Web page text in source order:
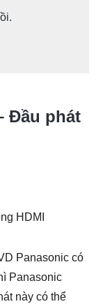
Đầu phát
HDMI
Panasonic có
Panasonic
này có thể